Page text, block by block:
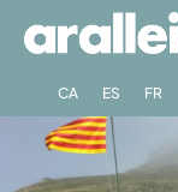
CA ES FR